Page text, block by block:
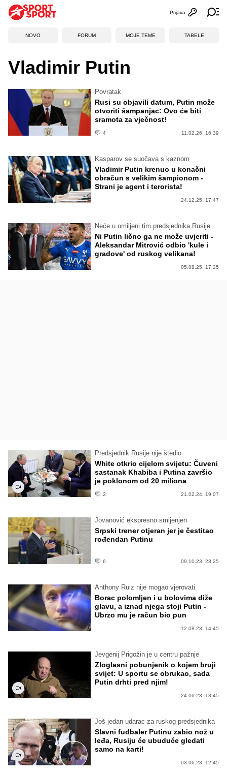
Otvori
Prijava
NOVO FORUM MOJE TEME TABELE
Vladimir Putin
Povratak
Rusi su objavili datum, Putin može
otvoriti šampanjac: Ovo će biti
sramota za vječnost!
4 11.02.26. 16:39
Kasparov se suočava s kaznom
Vladimir Putin krenuo u konačni
obračun s velikim šampionom -
Strani je agent i terorista!
24.12.25. 17:47
Neće u omiljeni tim predsjednika Rusije
Ni Putin lično ga ne može uvjeriti -
Aleksandar Mitrović odbio 'kule i
gradove' od ruskog velikana!
05.08.25. 17:25
Predsjednik Rusije nije štedio
White otkrio cijelom svijetu: Čuveni
sastanak Khabiba i Putina završio
je poklonom od 20 miliona
2 21.02.24. 19:07
Jovanović ekspresno smijenjen
Srpski trener otjeran jer je čestitao
rođendan Putinu
6 09.10.23. 23:25
Anthony Ruiz nije mogao vjerovati
Borac polomljen i u bolovima diže
glavu, a iznad njega stoji Putin -
Ubrzo mu je račun bio pun
12.08.23. 14:45
Jevgenij Prigožin je u centru pažnje
Zloglasni pobunjenik o kojem bruji
svijet: U sportu se obrukao, sada
Putin drhti pred njim!
24.06.23. 13:45
Još jedan udarac za ruskog predsjednika
Slavni fudbaler Putinu zabio nož u
leđa, Rusiju će ubuduće gledati
samo na karti!
03.06.23. 12:45